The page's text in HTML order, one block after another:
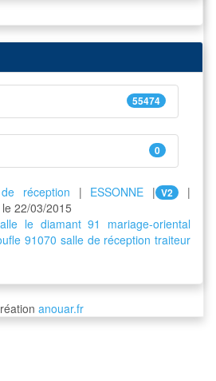
55474
0
réception | ESSONNE | V2
|
22/03/2015
le diamant 91
mariage-oriental
91070 salle de réception traiteur
anouar.fr